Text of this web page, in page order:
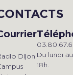
Dijon Du lundi
18h.